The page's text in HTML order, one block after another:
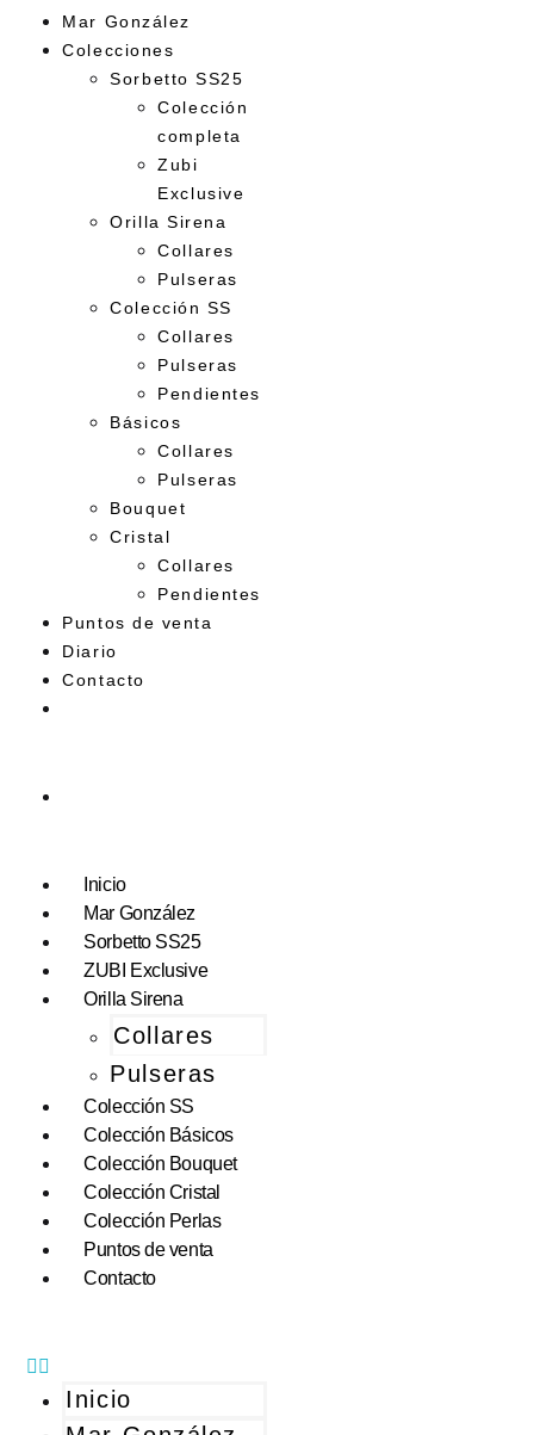
Mar González
Colecciones
Sorbetto SS25
Colección
completa
Zubi
Exclusive
Orilla Sirena
Collares
Pulseras
Colección SS
Collares
Pulseras
Pendientes
Básicos
Collares
Pulseras
Bouquet
Cristal
Collares
Pendientes
Puntos de venta
Diario
Contacto
Inicio
Mar González
Sorbetto SS25
ZUBI Exclusive
Orilla Sirena
Collares
Pulseras
Colección SS
Colección Básicos
Colección Bouquet
Colección Cristal
Colección Perlas
Puntos de venta
Contacto
Inicio